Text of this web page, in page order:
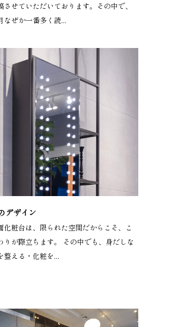
させていただいております。その中で、
なぜか一番多く読...
デザイン
化粧台は、限られた空間だからこそ、こ
りが際立ちます。 その中でも、身だしな
整える・化粧を...